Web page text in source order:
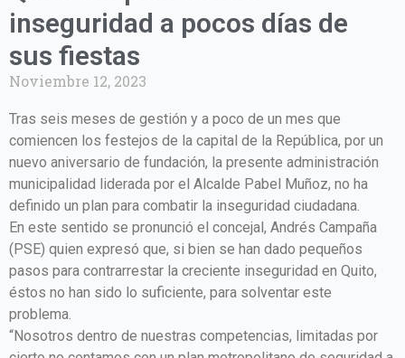
inseguridad a pocos días de
sus fiestas
Noviembre 12, 2023
Tras seis meses de gestión y a poco de un mes que
comiencen los festejos de la capital de la República, por un
nuevo aniversario de fundación, la presente administración
municipalidad liderada por el Alcalde Pabel Muñoz, no ha
definido un plan para combatir la inseguridad ciudadana.
En este sentido se pronunció el concejal, Andrés Campaña
(PSE) quien expresó que, si bien se han dado pequeños
pasos para contrarrestar la creciente inseguridad en Quito,
éstos no han sido lo suficiente, para solventar este
problema.
“Nosotros dentro de nuestras competencias, limitadas por